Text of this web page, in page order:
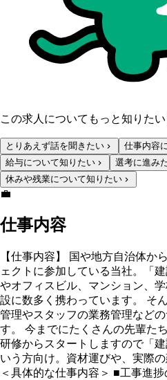
この求人についてもっと知りた
とりあえず話を聞きたい
仕事内容
給与について知りたい
選考に進み
休みや残業について知りたい
💼
仕事内容
【仕事内容】 国や地方自治体か
ェクトに参加している当社。「
やオフィスビル、マンション、
設に数多く携わっています。 そ
管理やスタッフの業務管理など
す。 今までにたくさんの先輩た
研修からスタートしますので「
いう方向け。資材運びや、実際
＜具体的な仕事内容＞ ■工事進